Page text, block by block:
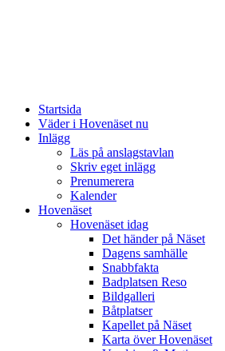
Startsida
Väder i Hovenäset nu
Inlägg
Läs på anslagstavlan
Skriv eget inlägg
Prenumerera
Kalender
Hovenäset
Hovenäset idag
Det händer på Näset
Dagens samhälle
Snabbfakta
Badplatsen Reso
Bildgalleri
Båtplatser
Kapellet på Näset
Karta över Hovenäset